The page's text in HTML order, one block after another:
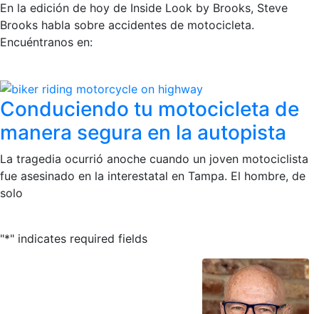
En la edición de hoy de Inside Look by Brooks, Steve
Brooks habla sobre accidentes de motocicleta.
Encuéntranos en:
Conduciendo tu motocicleta de
manera segura en la autopista
La tragedia ocurrió anoche cuando un joven motociclista
fue asesinado en la interestatal en Tampa. El hombre, de
solo
"*" indicates required fields